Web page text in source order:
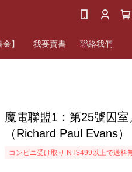
】 我要賣書 聯絡我們
魔電聯盟1：第25號囚室
（Richard Paul
コンビニ受け取り NT$499以上で送料